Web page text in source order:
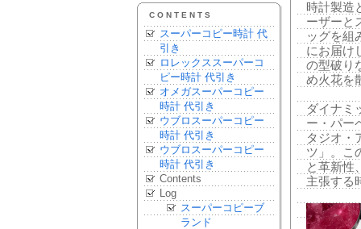
時計製造
ーザーと
ッグを組
にお届け
の型破り
め火花を
ダイナミ
ー・パー
タジオ・
ツ」。こ
と革新性
主張する
CONTENTS
スーパーコピー時計 代
引き
ロレックススーパーコ
ピー時計 代引き
オメガスーパーコピー
時計 代引き
ウブロスーパーコピー
時計 代引き
ウブロスーパーコピー
時計 代引き
Contents
Log
スーパーコピーブ
ランド